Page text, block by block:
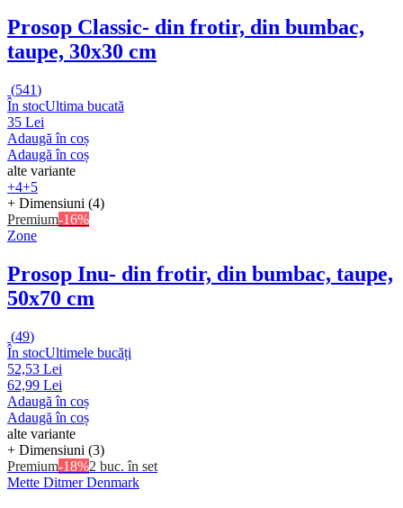
Prosop Classic- din frotir, din bumbac,
taupe, 30x30 cm
(541)
În stocUltima bucată
35 Lei
Adaugă în coș
Adaugă în coș
alte variante
+4+5
+ Dimensiuni (4)
Premium-16%
Zone
Prosop Inu- din frotir, din bumbac, taupe,
50x70 cm
(49)
În stocUltimele bucăți
52,53 Lei
62,99 Lei
Adaugă în coș
Adaugă în coș
alte variante
+ Dimensiuni (3)
Premium-18%2 buc. în set
Mette Ditmer Denmark